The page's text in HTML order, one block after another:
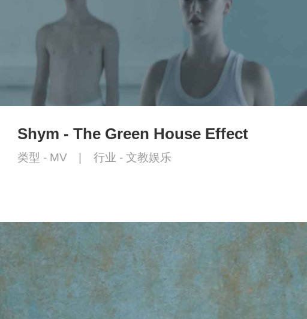
Shym - The Green House Effect
类型 - MV 行业 - 文教娱乐